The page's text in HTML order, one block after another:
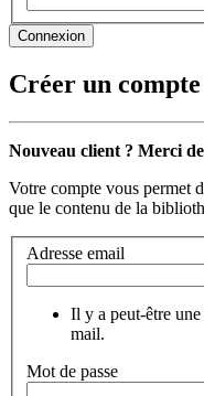
Créer un compte
Nouveau client ? Merci
Votre compte vous permet
que le contenu de la
Adresse email
Il y a peut-être
mail.
Mot de passe